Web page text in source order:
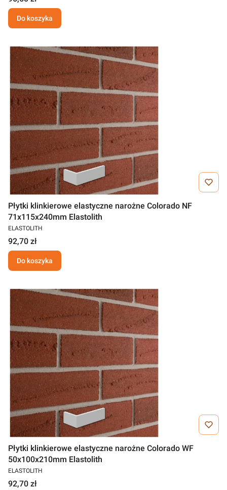
Do koszyka
Płytki klinkierowe elastyczne narożne Colorado NF
71x115x240mm Elastolith
ELASTOLITH
92,70 zł
Do koszyka
Płytki klinkierowe elastyczne narożne Colorado WF
50x100x210mm Elastolith
ELASTOLITH
92,70 zł